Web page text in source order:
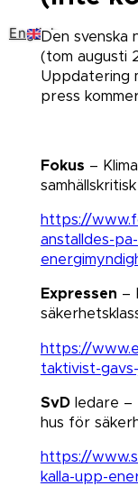
EnglishDen svenska
(tom augusti
Uppdatering
press
Fokus –
https://
anstalldes-
Expressen –
https://
taktivist-
SvDledare –
hus för
https://
kalla-upp-